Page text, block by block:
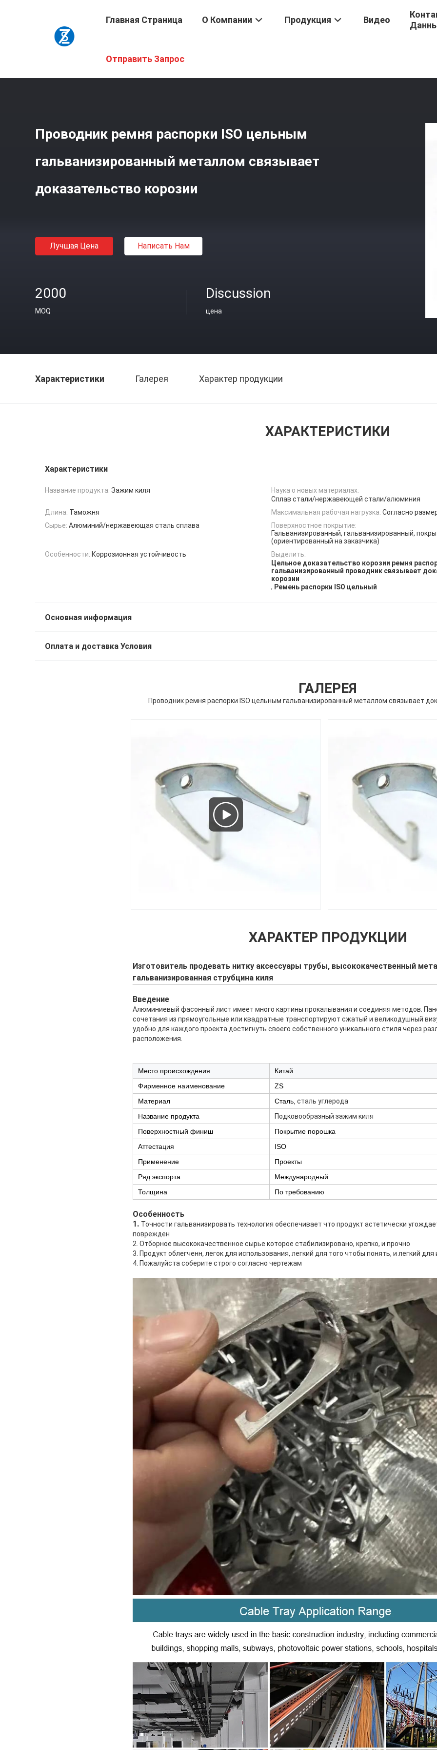
Главная Страница О Компании Продукция Видео
Отправить Запрос
Проводник ремня распорки ISO цельным
гальванизированный металлом связывает
доказательство корозии
Лучшая Цена Написать Нам
2000
MOQ
Discussion
цена
Характеристики Галерея Характер продукции
ХАРАКТЕРИСТИКИ
Характеристики
Название продукта: Зажим киля
Наука о новых материалах:
Сплав стали/нержавеющей стали/алюминия
Длина: Таможня Максимальная рабочая нагрузка: Согласно
Сырье: Алюминий/нержавеющая сталь сплава
Поверхностное покрытие:
Гальванизированный, гальванизированный,
(ориентированный на заказчика)
Особенности: Коррозионная устойчивость
Выделить:
Цельное доказательство корозии ремня
гальванизированный проводник связывает
корозии
, Ремень распорки ISO цельный
Основная информация
Оплата и доставка Условия
ГАЛЕРЕЯ
Проводник ремня распорки ISO цельным гальванизированный металлом связывает
ХАРАКТЕР ПРОДУКЦИИ
Изготовитель продевать нитку аксессуары трубы, высококачественный
гальванизированная струбцина киля
Введение
Алюминиевый фасонный лист имеет много картины прокалывания и соединяя методов.
сочетания из прямоугольные или квадратные транспортируют сжатый и великодушный
удобно для каждого проекта достигнуть своего собственного уникального стиля через
расположения.
Место происхождения
Китай
Фирменное наименование
ZS
Материал
Сталь, сталь углерода
Название продукта
Подковообразный зажим киля
Поверхностный финиш
Покрытие порошка
Аттестация
ISO
Применение
Проекты
Ряд экспорта
Международный
Толщина
По требованию
Особенность
1. Точности гальванизировать технология обеспечивает что продукт астетически
поврежден
2. Отборное высококачественное сырье которое стабилизировано, крепко, и прочно
3. Продукт облегченн, легок для использования, легкий для того чтобы понять, и легкий для
4. Пожалуйста соберите строго согласно чертежам